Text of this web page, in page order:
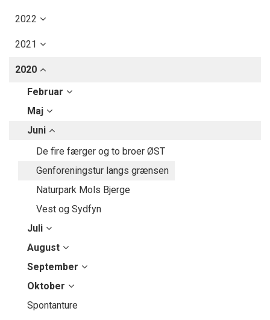
2022
2021
2020
Februar
Maj
Juni
De fire færger og to broer ØST
Genforeningstur langs grænsen
Naturpark Mols Bjerge
Vest og Sydfyn
Juli
August
September
Oktober
Spontanture